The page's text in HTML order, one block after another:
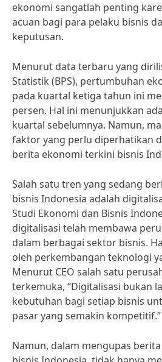
ekonomi sangatlah penting
acuan bagi para pelaku bisnis
keputusan.
Menurut data terbaru yang
Statistik (BPS), pertumbuhan
pada kuartal ketiga tahun ini
persen. Hal ini menunjukkan
kuartal sebelumnya. Namun,
faktor yang perlu diperhatikan
berita ekonomi terkini bisnis
Salah satu tren yang sedang
bisnis Indonesia adalah
Studi Ekonomi dan Bisnis
digitalisasi telah membawa
dalam berbagai sektor bisnis.
oleh perkembangan teknologi
Menurut CEO salah satu
terkemuka, “Digitalisasi bukan
kebutuhan bagi setiap bisnis
pasar yang semakin kompetitif.”
Namun, dalam mengupas